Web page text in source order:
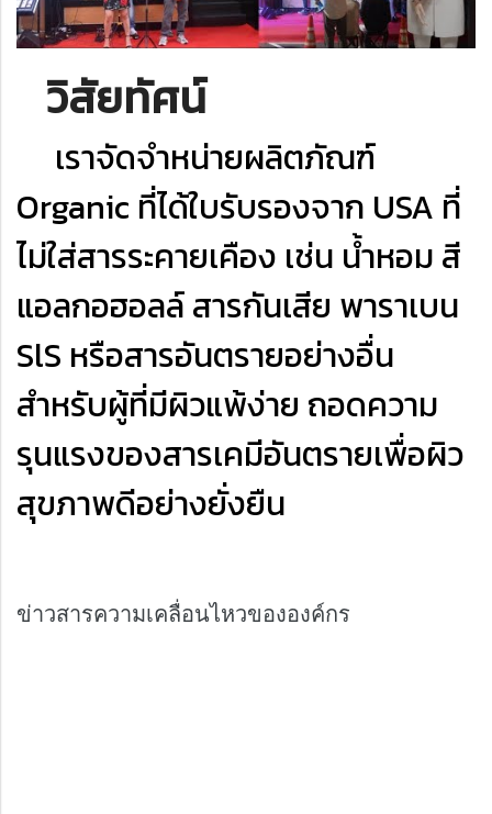
วิสัยทัศน์
เราจัดจำหน่ายผลิตภัณฑ์
Organic ที่ได้ใบรับรองจาก USA ที่
ไม่ใส่สารระคายเคือง เช่น น้ำหอม สี
แอลกอฮอลล์ สารกันเสีย พาราเบน
SlS หรือสารอันตรายอย่างอื่น
สำหรับผู้ที่มีผิวแพ้ง่าย ถอดความ
รุนแรงของสารเคมีอันตรายเพื่อผิว
สุขภาพดีอย่างยั่งยืน
ข่าวสารความเคลื่อนไหวขององค์กร